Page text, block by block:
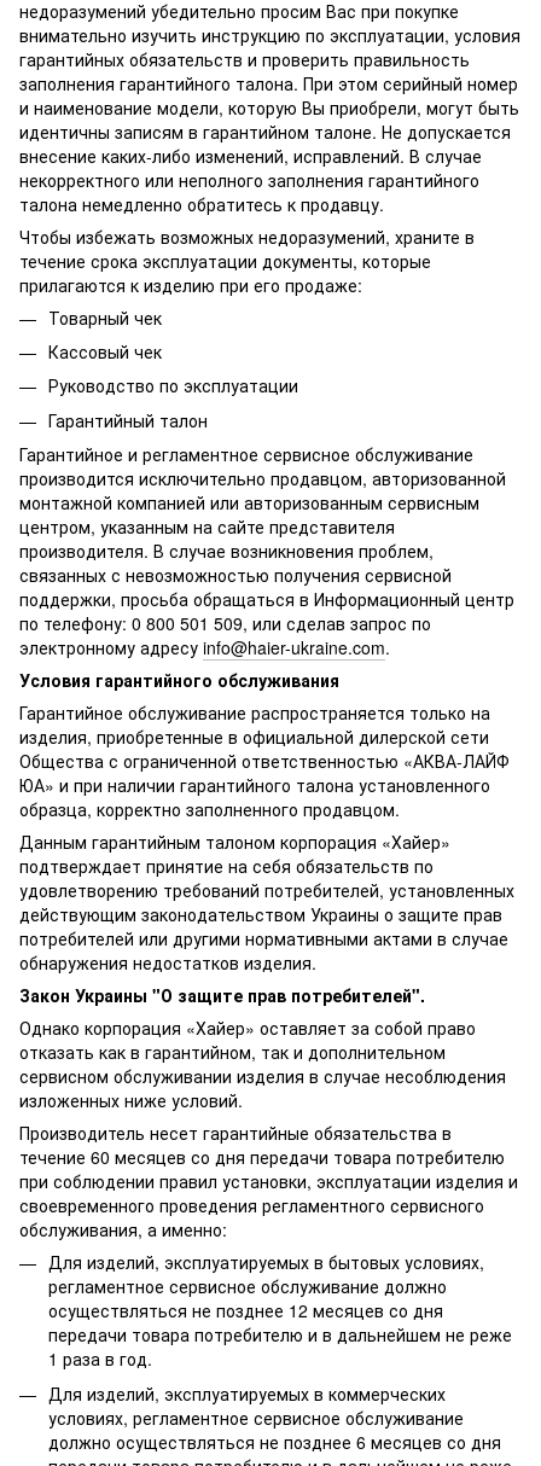
недоразумений убедительно просим Вас при покупке
внимательно изучить инструкцию по эксплуатации, условия
гарантийных обязательств и проверить правильность
заполнения гарантийного талона. При этом серийный номер
и наименование модели, которую Вы приобрели, могут быть
идентичны записям в гарантийном талоне. Не допускается
внесение каких-либо изменений, исправлений. В случае
некорректного или неполного заполнения гарантийного
талона немедленно обратитесь к продавцу.
Чтобы избежать возможных недоразумений, храните в
течение срока эксплуатации документы, которые
прилагаются к изделию при его продаже:
Товарный чек
Кассовый чек
Руководство по эксплуатации
Гарантийный талон
Гарантийное и регламентное сервисное обслуживание
производится исключительно продавцом, авторизованной
монтажной компанией или авторизованным сервисным
центром, указанным на сайте представителя
производителя. В случае возникновения проблем,
связанных с невозможностью получения сервисной
поддержки, просьба обращаться в Информационный центр
по телефону: 0 800 501 509, или сделав запрос по
электронному адресу info@haier-ukraine.com.
Условия гарантийного обслуживания
Гарантийное обслуживание распространяется только на
изделия, приобретенные в официальной дилерской сети
Общества с ограниченной ответственностью «АКВА-ЛАЙФ
ЮА» и при наличии гарантийного талона установленного
образца, корректно заполненного продавцом.
Данным гарантийным талоном корпорация «Хайер»
подтверждает принятие на себя обязательств по
удовлетворению требований потребителей, установленных
действующим законодательством Украины о защите прав
потребителей или другими нормативными актами в случае
обнаружения недостатков изделия.
Закон Украины "О защите прав потребителей".
Однако корпорация «Хайер» оставляет за собой право
отказать как в гарантийном, так и дополнительном
сервисном обслуживании изделия в случае несоблюдения
изложенных ниже условий.
Производитель несет гарантийные обязательства в
течение 60 месяцев со дня передачи товара потребителю
при соблюдении правил установки, эксплуатации изделия и
своевременного проведения регламентного сервисного
обслуживания, а именно:
Для изделий, эксплуатируемых в бытовых условиях,
регламентное сервисное обслуживание должно
осуществляться не позднее 12 месяцев со дня
передачи товара потребителю и в дальнейшем не реже
1 раза в год.
Для изделий, эксплуатируемых в коммерческих
условиях, регламентное сервисное обслуживание
должно осуществляться не позднее 6 месяцев со дня